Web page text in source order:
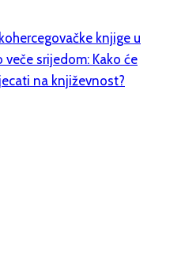
knjige u
veče srijedom: Kako će
na književnost?